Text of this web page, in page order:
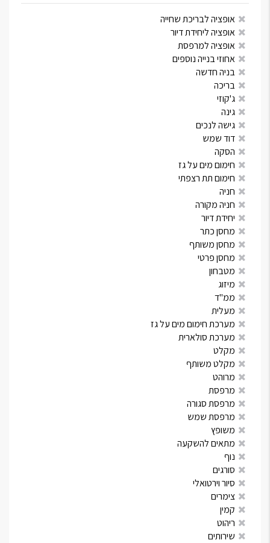
אופציה לבריכת שחייה
אופציה ליחידת דיור
אופציה למרפסת
אחוזי בנייה נוספים
בניה חדשה
בריכה
ג'קוזי
גינה
גישה לנכים
דוד שמש
הסקה
חימום מים על גז
חימום תת רצפתי
חניה
חניה מקורה
יחידת דיור
מחסן כתר
מחסן משותף
מחסן פרטי
מטבחון
מיזוג
ממ"ד
מעלית
מערכת חימום מים על גז
מערכת סולארית
מקלט
מקלט משותף
מרוהט
מרפסת
מרפסת סגורה
מרפסת שמש
משופץ
מתאים להשקעה
נוף
סורגים
סיור וירטואלי
צימרים
קמין
ריהוט
שירותים